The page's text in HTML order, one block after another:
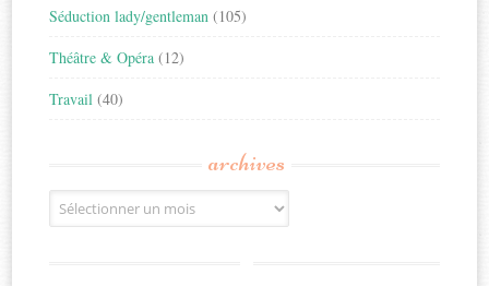
Séduction lady/gentleman (105)
Théâtre & Opéra (12)
Travail (40)
archives
Archives